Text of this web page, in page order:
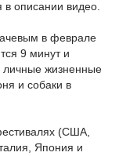
описании видео.
в феврале
9 минут и
личные жизненные
и собаки в
(США,
Япония и